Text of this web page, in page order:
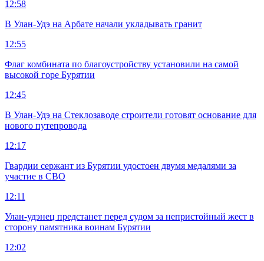
12:58
В Улан-Удэ на Арбате начали укладывать гранит
12:55
Флаг комбината по благоустройству установили на самой
высокой горе Бурятии
12:45
В Улан-Удэ на Стеклозаводе строители готовят основание для
нового путепровода
12:17
Гвардии сержант из Бурятии удостоен двумя медалями за
участие в СВО
12:11
Улан-удэнец предстанет перед судом за непристойный жест в
сторону памятника воинам Бурятии
12:02